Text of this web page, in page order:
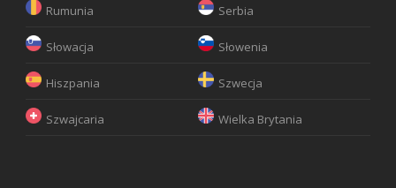
Rumunia Serbia
Słowacja Słowenia
Hiszpania Szwecja
Szwajcaria Wielka Brytania